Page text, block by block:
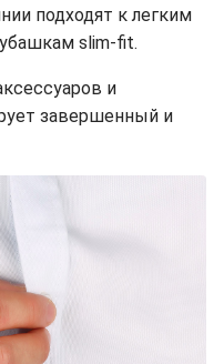
подходят к легким
slim-fit.
и
завершенный и